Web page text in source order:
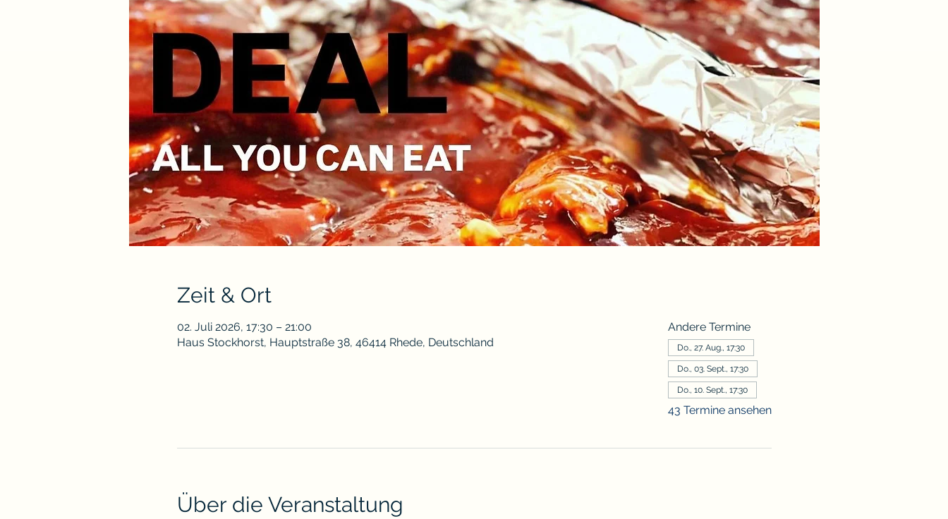
Zeit & Ort
02. Juli 2026, 17:30 – 21:00
Haus Stockhorst, Hauptstraße 38, 46414 Rhede, Deutschland
Andere Termine
Do., 27. Aug., 17:30
Do., 03. Sept., 17:30
Do., 10. Sept., 17:30
43 Termine ansehen
Über die Veranstaltung